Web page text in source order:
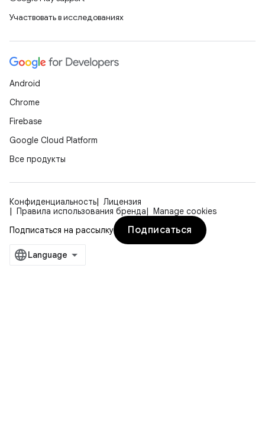
Участвовать в исследованиях
Android
Chrome
Firebase
Google Cloud Platform
Все продукты
Конфиденциальность
Лицензия
Правила использования бренда
Manage cookies
Подписаться на рассылку
Подписаться